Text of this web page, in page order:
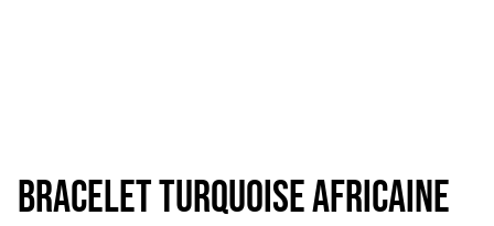
Bracelet turquoise africaine